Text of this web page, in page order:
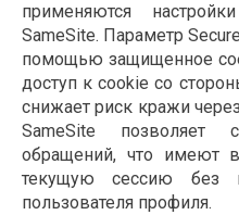
применяются
SameSite. Параметр
помощью защищенное
доступ к cookie со
снижает риск кражи
SameSite позволяет
обращений, что имеют
текущую сессию без
пользователя профиля.